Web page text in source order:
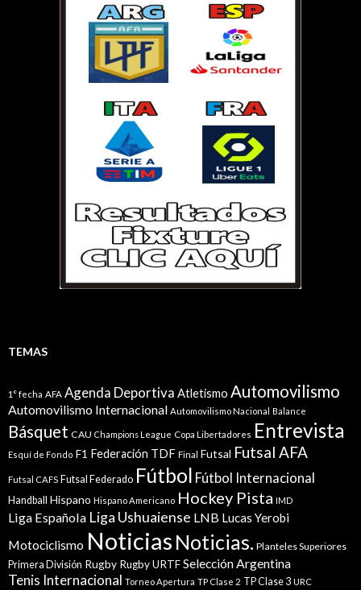
TEMAS
1° fecha AFA Agenda Deportiva Atletismo Automovilismo
Automovilismo Internacional Automovilismo Nacional Balance
Básquet CAU Champions League Copa Libertadores Entrevista
Esquí de Fondo F1 Federación TDF Final Futsal Futsal AFA
Futsal CAFS Futsal Federado Fútbol Fútbol Internacional
Handball Hispano Hispano Americano Hockey Pista IMD
Liga Española Liga Ushuaiense LNB Lucas Yerobi
Motociclismo Noticias Noticias. Planteles Superiores
Primera División Rugby Rugby URTFSelección Argentina
Tenis Internacional Torneo Apertura TP Clase 2 TP Clase 3 URC